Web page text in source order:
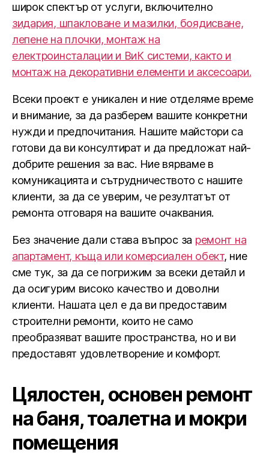
широк спектър от услуги, включително
зидария, шпакловане и мазилки, боядисване,
лепене на плочки, монтаж на
електроинсталации и ВиК системи, както и
монтаж на декоративни елементи и аксесоари.
Всеки проект е уникален и ние отделяме време
и внимание, за да разберем вашите конкретни
нужди и предпочитания. Нашите майстори са
готови да ви консултират и да предложат най-
добрите решения за вас. Ние вярваме в
комуникацията и сътрудничеството с нашите
клиенти, за да се уверим, че резултатът от
ремонта отговаря на вашите очаквания.
Без значение дали става въпрос за ремонт на
апартамент, къща или комерсиален обект, ние
сме тук, за да се погрижим за всеки детайл и
да осигурим високо качество и доволни
клиенти. Нашата цел е да ви предоставим
строителни ремонти, които не само
преобразяват вашите пространства, но и ви
предоставят удовлетворение и комфорт.
Цялостен, основен ремонт
на баня, тоалетна и мокри
помещения